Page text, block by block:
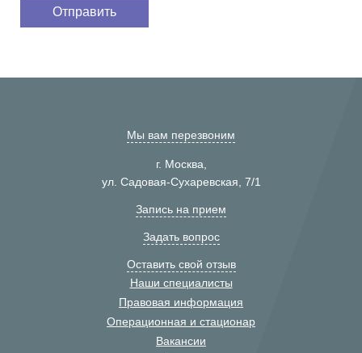
Мы вам перезвоним
г. Москва,
ул. Садовая-Сухаревская, 7/1
Запись на прием
Задать вопрос
Оставить свой отзыв
Наши специалисты
Правовая информация
Операционная и стационар
Вакансии